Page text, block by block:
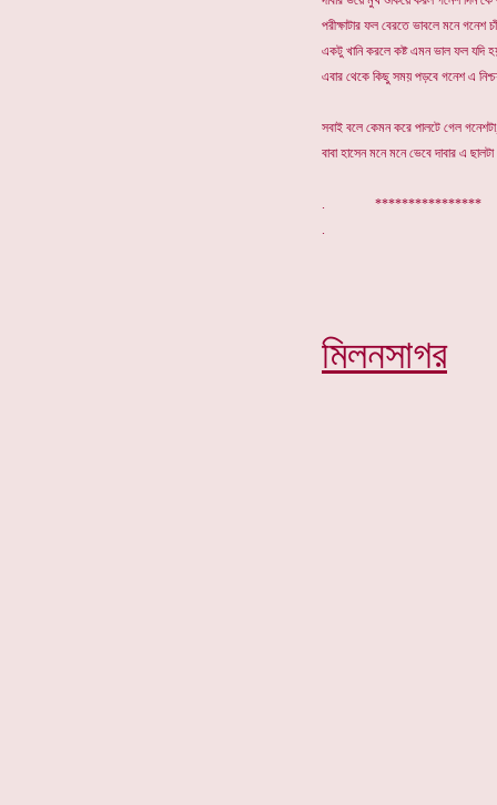
পরীক্ষাটার ফল বেরতে ভাবলে মনে গনেশ
একটু খানি করলে কষ্ট এমন ভাল ফল যদি
এবার থেকে কিছু সময় পড়বে গনেশ এ
সবাই বলে কেমন করে পালটে গেল
বাবা হাসেন মনে মনে ভেবে দাবার এ
.
****************
মিলনসাগর